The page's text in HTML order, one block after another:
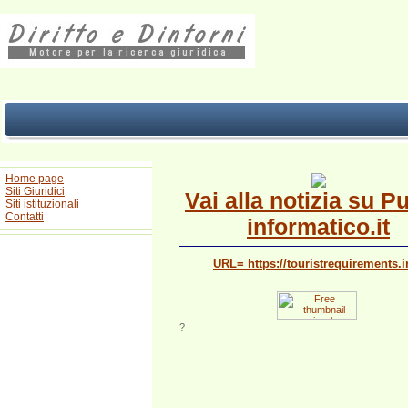
Home page
Siti Giuridici
Siti istituzionali
Contatti
Vai alla notizia su
informatico.it
URL= https://
?